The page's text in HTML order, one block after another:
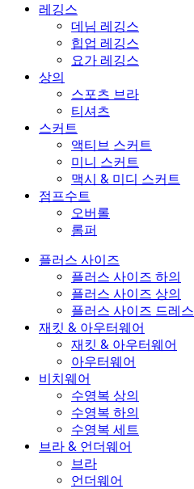
레깅스
데님 레깅스
힙업 레깅스
요가 레깅스
상의
스포츠 브라
티셔츠
스커트
액티브 스커트
미니 스커트
맥시 & 미디 스커트
점프수트
오버롤
롬퍼
플러스 사이즈
플러스 사이즈 하의
플러스 사이즈 상의
플러스 사이즈 드레스
재킷 & 아우터웨어
재킷 & 아우터웨어
아우터웨어
비치웨어
수영복 상의
수영복 하의
수영복 세트
브라 & 언더웨어
브라
언더웨어